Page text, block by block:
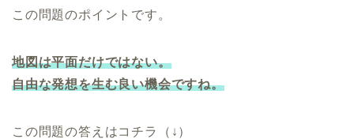
この問題のポイントです。
地図は平面だけではない。
自由な発想を生む良い機会ですね。
この問題の答えはコチラ（↓）